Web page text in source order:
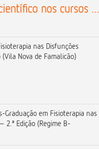
nos cursos ...
nas Disfunções
Nova de Famalicão)
Graduação em Fisioterapia nas
2.ª Edição (Regime B-